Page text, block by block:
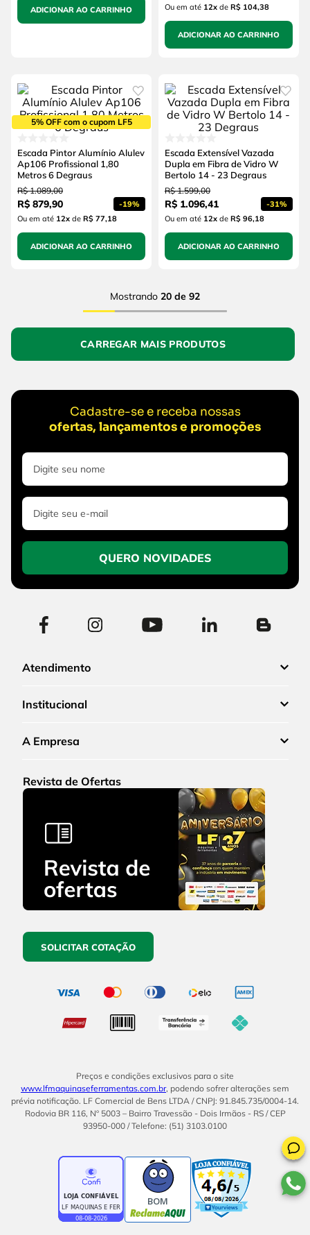
ADICIONAR AO CARRINHO
Ou em até 12xde R$ 104,38
ADICIONAR AO CARRINHO
5% OFF com o cupom LF5
Escada Pintor Alumínio Alulev
Ap106 Profissional 1,80
Metros 6 Degraus
R$ 1.089,00
R$ 879,90 -19%
Ou em até 12xde R$ 77,18
ADICIONAR AO CARRINHO
Escada Extensível Vazada
Dupla em Fibra de Vidro W
Bertolo 14 - 23 Degraus
R$ 1.599,00
R$ 1.096,41 -31%
Ou em até 12xde R$ 96,18
ADICIONAR AO CARRINHO
Mostrando 20 de 92
Cadastre-se e receba nossas
ofertas, lançamentos e promoções
QUERO NOVIDADES
Atendimento
Institucional
A Empresa
Revista de Ofertas
SOLICITAR COTAÇÃO
Preços e condições exclusivos para o site
www.lfmaquinaseferramentas.com.br, podendo sofrer alterações sem
prévia notificação. LF Comercial de Bens LTDA / CNPJ: 91.845.735/0004-14.
Rodovia BR 116, Nº 5003 – Bairro Travessão - Dois Irmãos - RS / CEP
93950-000 / Telefone: (51) 3103.0100
BOM